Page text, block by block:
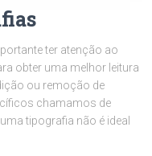
ter atenção ao
obter uma melhor leitura
ou remoção de
chamamos de
tipografia não é ideal